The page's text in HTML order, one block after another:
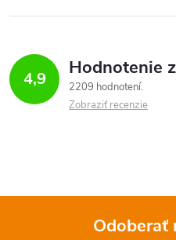
4,9 Hodnotenie
2209 hodnotení
Zobraziť recenzie
Odoberať